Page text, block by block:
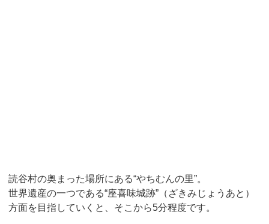
読谷村の奥まった場所にある“やちむんの里”。
世界遺産の一つである“座喜味城跡”（ざきみじょうあと）
方面を目指していくと、そこから5分程度です。